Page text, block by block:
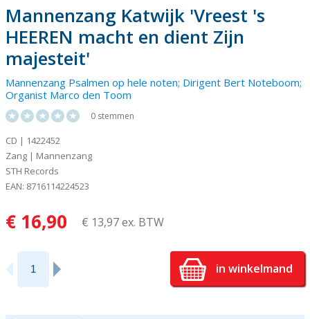
Mannenzang Katwijk 'Vreest 's
HEEREN macht en dient Zijn
majesteit'
Mannenzang Psalmen op hele noten; Dirigent Bert Noteboom;
Organist Marco den Toom
0 stemmen
CD | 1422452
Zang | Mannenzang
STH Records
EAN: 8716114224523
€ 16,90 € 13,97 ex. BTW
in winkelmand